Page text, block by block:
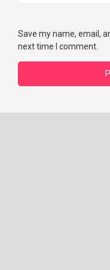
Save my name, email,
next time I comment.